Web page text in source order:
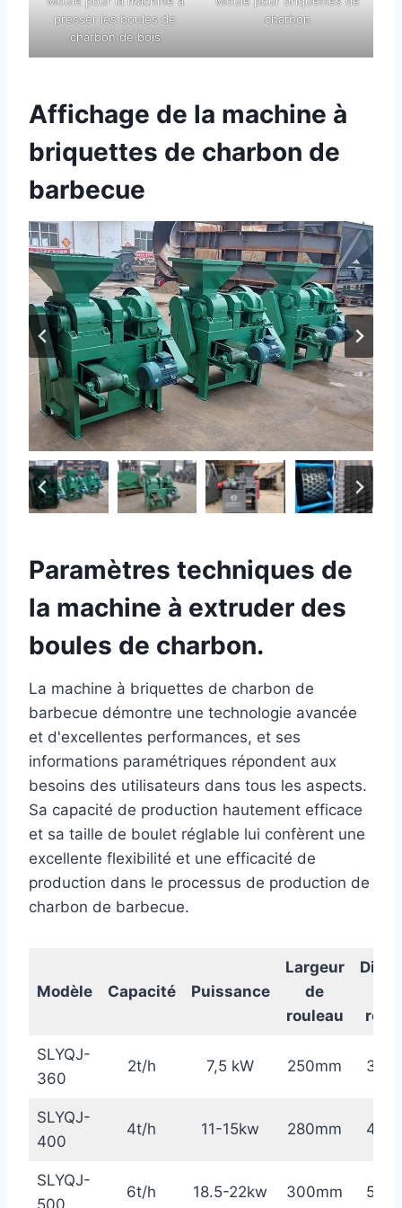
presser les boules de
charbon de bois
charbon
Affichage de la machine à
briquettes de charbon de
barbecue
Paramètres techniques de
la machine à extruder des
boules de charbon.
La machine à briquettes de charbon de
barbecue démontre une technologie avancée
et d'excellentes performances, et ses
informations paramétriques répondent aux
besoins des utilisateurs dans tous les aspects.
Sa capacité de production hautement efficace
et sa taille de boulet réglable lui confèrent une
excellente flexibilité et une efficacité de
production dans le processus de production de
charbon de barbecue.
Modèle Capacité Puissance
Largeur
de
rouleau
SLYQJ-
360
2t/h 7,5 kW 250mm
SLYQJ-
400
4t/h 11-15kw 280mm
SLYQJ-
6t/h 18.5-22kw 300mm